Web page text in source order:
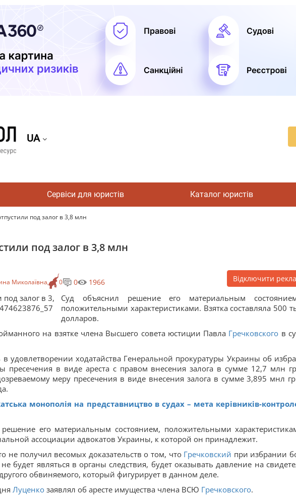
UA
Сервіси для юристів Каталог юристів
под залог в 3,8 млн
под залог в 3,8 млн
Миколаївна 0 0 1966 Відключити
Суд объяснил решение его материальным
положительными характеристиками. Взятка составляла 500
долларов.
на взятке члена Высшего совета юстиции Павла Гречковского в
в удовлетворении ходатайства Генеральной прокуратуры Украины об
пресечения в виде ареста с правом внесения залога в сумме 12,7 млн
меру пресечения в виде внесения залога в сумме 3,895 мнл
монополія на представництво в судах – мета керівників-
его материальным состоянием, положительными
ассоциации адвокатов Украины, к которой он принадлежит.
не получил весомых доказательств о том, что Гречковский при избрании
будет являться в органы следствия, будет оказывать давление на
обвиняемого, который фигурирует в данном деле.
Луценко заявлял об аресте имущества члена ВСЮ Гречковского.